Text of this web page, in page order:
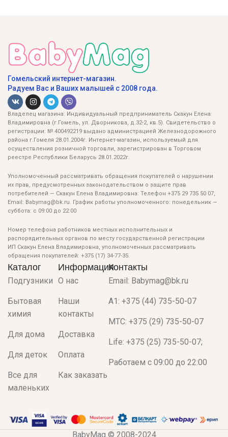
Гомельский интернет-магазин.
Радуем Вас и Ваших малышей с 2008 года.
Владелец магазина: Индивидуальный предприниматель Скакун Елена
Владимировна (г.Гомель, ул. Дворникова, д.32-2, кв.5). Свидетельство о
регистрации: № 400492219 выдано администрацией Железнодорожного
района г.Гомеля 28.01.2004г. Интернет-магазин, используемый для
осуществления розничной торговли, зарегистрирован в Торговом
реестре Республики Беларусь 28.01.2022г.
Уполномоченный рассматривать обращения покупателей о нарушении
их прав, предусмотренных законодательством о защите прав
потребителей — Скакун Елена Владимировна: Телефон +375 29 735 50 07,
Email: Babymag@bk.ru. График работы уполномоченного: понедельник —
суббота: с 09:00 до 22:00
Номер телефона работников местных исполнительных и
распорядительных органов по месту государственной регистрации
ИП Скакун Елена Владимировна, уполномоченных рассматривать
обращения покупателей: +375 (17) 34-77-35.
Каталог
Подгузники
Бытовая
химия
Для дома
Для деток
Все для
маленьких
Информация
О нас
Наши
контакты
Доставка
Оплата
Как заказать
Контакты
Email: Babymag@bk.ru
A1: +375 (44) 735-50-07
МТС: +375 (29) 735-50-07
Life: +375 (25) 735-50-07;
Работаем с 09:00 до 22:00
BabyMag © 2008-2024